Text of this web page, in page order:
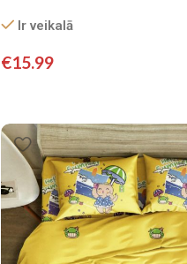
Ir veikalā
€15.99